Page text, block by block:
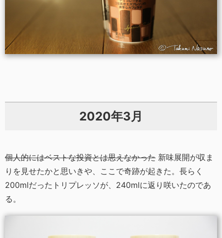
2020年3月
個人的にはベストな投資とは思えなかった 新味展開が収ま
りを見せたかと思いきや、ここで奇跡が起きた。長らく
200mlだったトリプレッソが、240mlに返り咲いたのであ
る。